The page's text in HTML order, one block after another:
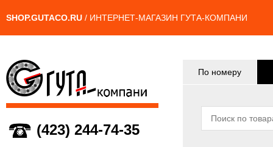
SHOP.GUTACO.RU / ИНТЕРНЕТ-МАГАЗИН ГУТА-КОМПАНИ
(423) 244-74-35
По номеру